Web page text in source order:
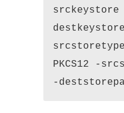
PKCS12 -
-